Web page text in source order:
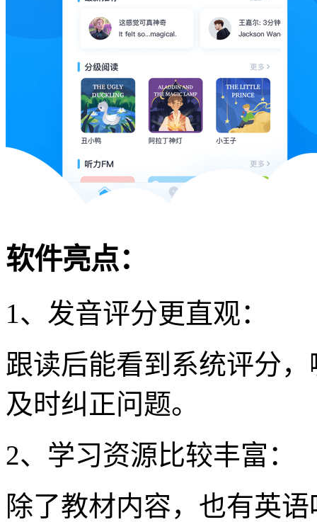
软件亮点：
1、发音评分更直观：
跟读后能看到系统评分
及时纠正问题。
2、学习资源比较丰富：
除了教材内容，也有英